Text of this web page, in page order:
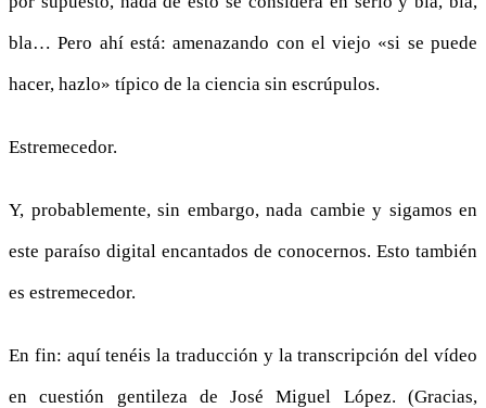
bla… Pero ahí está: amenazando con el viejo «si se puede
hacer, hazlo» típico de la ciencia sin escrúpulos.
Estremecedor.
Y, probablemente, sin embargo, nada cambie y sigamos en
este paraíso digital encantados de conocernos. Esto también
es estremecedor.
En fin: aquí tenéis la traducción y la transcripción del vídeo
en cuestión gentileza de José Miguel López. (Gracias,